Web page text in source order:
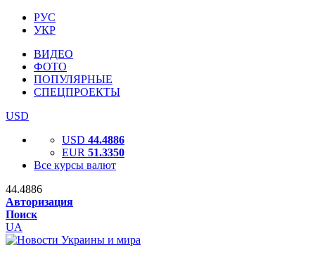
РУС
УКР
ВИДЕО
ФОТО
ПОПУЛЯРНЫЕ
СПЕЦПРОЕКТЫ
USD
USD 44.4886
EUR 51.3350
Все курсы валют
44.4886
Авторизация
Поиск
UA